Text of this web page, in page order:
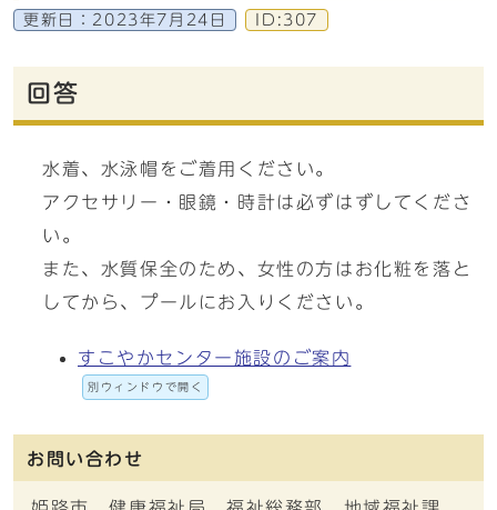
更新日： 2023年7月24日 ID:307
回答
水着、水泳帽をご着用ください。
アクセサリー・眼鏡・時計は必ずはずしてくださ
い。
また、水質保全のため、女性の方はお化粧を落と
してから、プールにお入りください。
すこやかセンター施設のご案内
別ウィンドウで開く
お問い合わせ